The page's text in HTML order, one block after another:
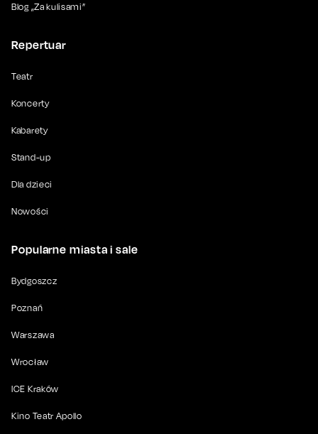
Blog „Za kulisami”
Repertuar
Teatr
Koncerty
Kabarety
Stand-up
Dla dzieci
Nowości
Popularne miasta i sale
Bydgoszcz
Poznań
Warszawa
Wrocław
ICE Kraków
Kino Teatr Apollo